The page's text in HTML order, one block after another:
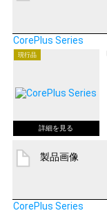
CorePlus Series
現行品
製品画像
CorePlus Series